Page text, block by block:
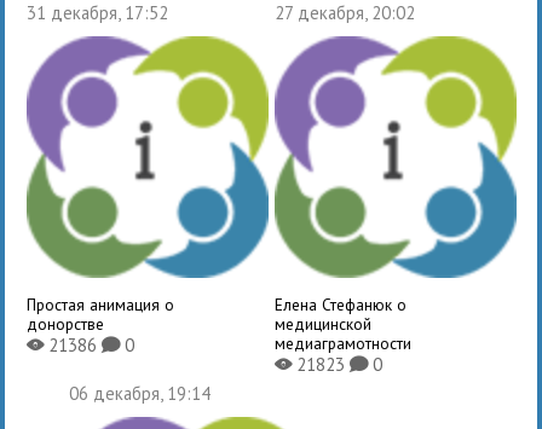
31 декабря, 17:52
Простая анимация о
донорстве
X21386K0
27 декабря, 20:02
Елена Стефанюк о
медицинской
медиаграмотности
X21823 K0
06 декабря, 19:14